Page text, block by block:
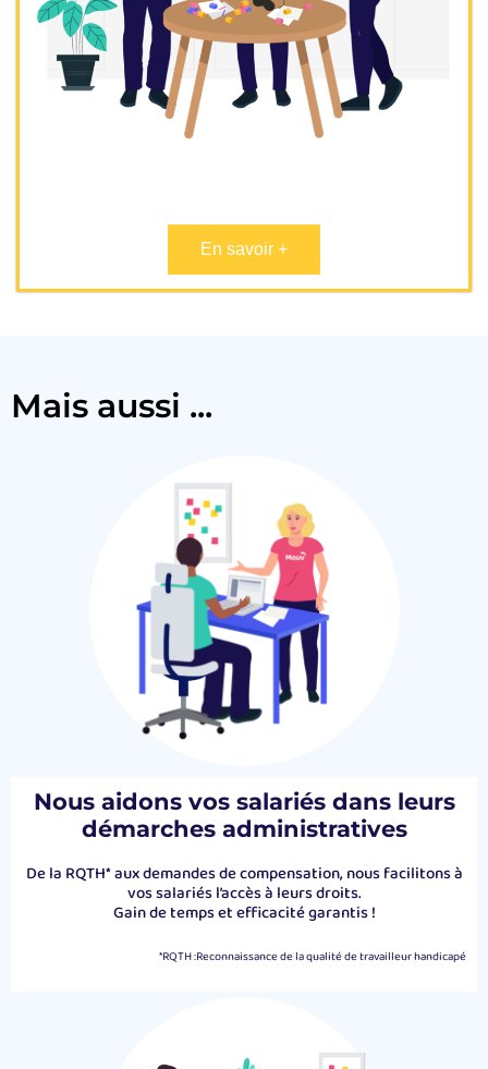
En savoir +
Mais aussi ...
Nous aidons vos salariés dans leurs
démarches administratives
De la RQTH* aux demandes de compensation, nous facilitons à
vos salariés l’accès à leurs droits.
Gain de temps et efficacité garantis !
*RQTH :Reconnaissance de la qualité de travailleur handicapé